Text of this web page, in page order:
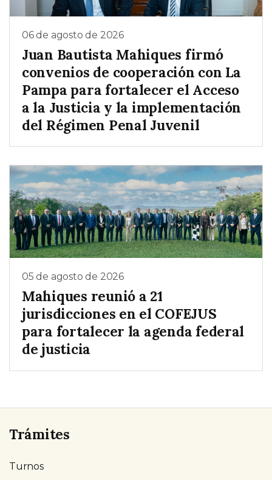
06 de agosto de 2026
Juan Bautista Mahiques firmó
convenios de cooperación con La
Pampa para fortalecer el Acceso
a la Justicia y la implementación
del Régimen Penal Juvenil
05 de agosto de 2026
Mahiques reunió a 21
jurisdicciones en el COFEJUS
para fortalecer la agenda federal
de justicia
Trámites
Turnos